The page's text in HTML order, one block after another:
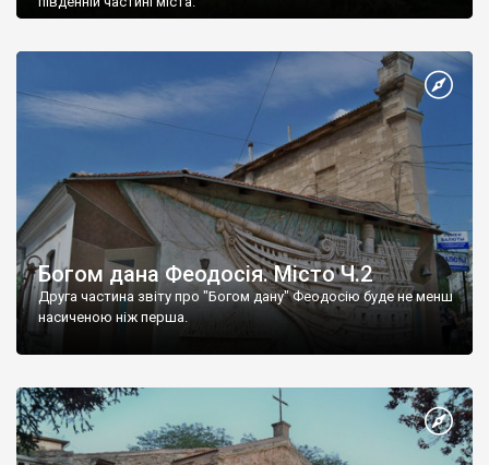
Богом дана Феодосія. Місто Ч.2
Друга частина звіту про "Богом дану" Феодосію буде не менш
насиченою ніж перша.